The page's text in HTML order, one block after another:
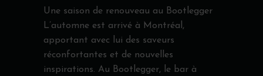
Une saison de renouveau au Bootlegger
L’automne est arrivé à Montréal,
apportant avec lui des saveurs
réconfortantes et de nouvelles
inspirations. Au Bootlegger, le bar à